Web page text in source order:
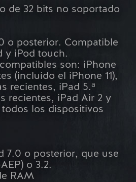
de 32 bits no soportado
o posterior. Compatible
y iPod touch.
son: iPhone
(incluido el iPhone 11),
recientes, iPad 5.ª
recientes, iPad Air 2 y
los dispositivos
7.0 o posterior, que use
o 3.2.
RAM